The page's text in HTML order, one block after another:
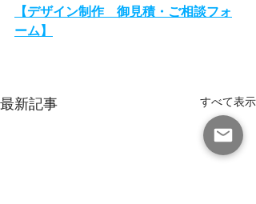
【デザイン制作　御見積・ご相談フォ
ーム】​
最新記事 すべて表示